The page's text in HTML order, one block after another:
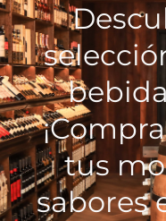
tus
sabores